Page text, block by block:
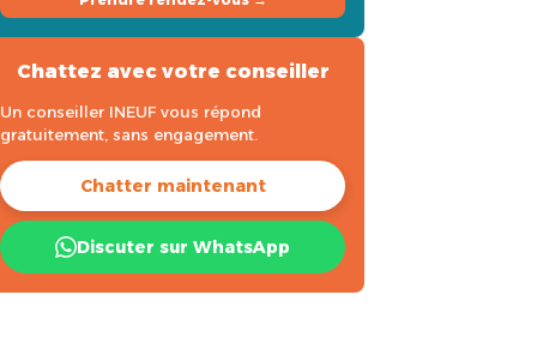
Chattez avec votre conseiller
Un conseiller INEUF vous répond
gratuitement, sans engagement.
Chatter maintenant
Discuter sur WhatsApp